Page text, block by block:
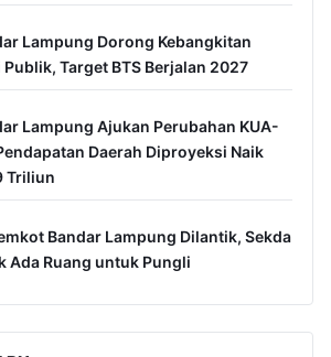
Lampung Dorong Kebangkitan
Target BTS Berjalan 2027
Lampung Ajukan Perubahan KUA-
Daerah Diproyeksi Naik
Triliun
Bandar Lampung Dilantik, Sekda
Ada Ruang untuk Pungli